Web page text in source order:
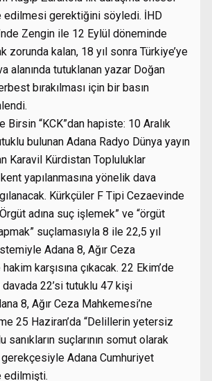
edilmesi gerektiğini söyledi. İHD
Zengin ile 12 Eylül döneminde
zorunda kalan, 18 yıl sonra Türkiye’ye
alanında tutuklanan yazar Doğan
bırakılması için bir basın
Birsin “KCK”dan hapiste: 10 Aralık
bulunan Adana Radyo Dünya yayın
Karavil Kürdistan Topluluklar
yapılanmasına yönelik dava
Kürkçüler F Tipi Cezaevinde
adına suç işlemek” ve “örgüt
suçlamasıyla 8 ile 22,5 yıl
Adana 8, Ağır Ceza
karşısına çıkacak. 22 Ekim’de
22’si tutuklu 47 kişi
8, Ağır Ceza Mahkemesi’ne
25 Haziran’da “Delillerin yetersiz
sanıkların suçlarının somut olarak
Adana Cumhuriyet
edilmişti.